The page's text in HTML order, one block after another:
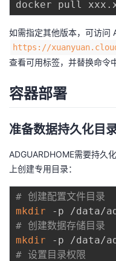
我
的
课
程
我
的
认
证
我
的
实
验
我
的
收
的
技
术
支
持
我
的
云
声
建
议
如需指定其他版本，可访问
https://
查看可用标签，并替换命令
容器部署
准备数据持久化目
ADGUARDHOME需要持久
上创建专用目录：
# 创建配置文件目录
mkdir
# 创建数据存储目录
mkdir
# 设置目录权限